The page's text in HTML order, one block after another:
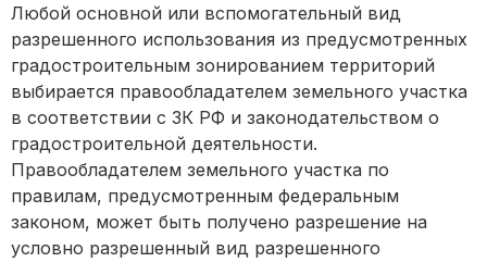
Любой основной или вспомогательный вид
разрешенного использования из предусмотренных
градостроительным зонированием территорий
выбирается правообладателем земельного участка
в соответствии с ЗК РФ и законодательством о
градостроительной деятельности.
Правообладателем земельного участка по
правилам, предусмотренным федеральным
законом, может быть получено разрешение на
условно разрешенный вид разрешенного